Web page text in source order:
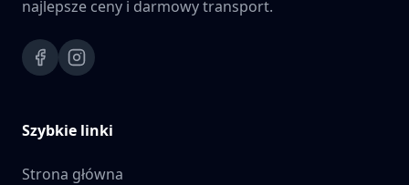
najlepsze ceny i darmowy transport.
Szybkie linki
Strona główna